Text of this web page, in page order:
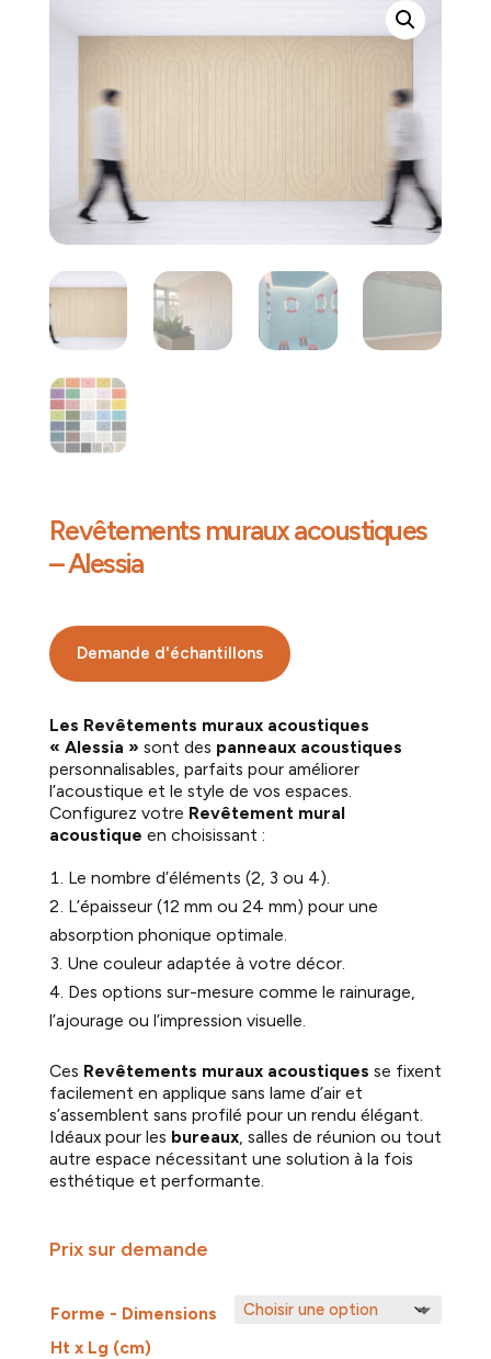
Revêtements muraux acoustiques
– Alessia
Demande d'échantillons
Les Revêtements muraux acoustiques
« Alessia » sont des panneaux acoustiques
personnalisables, parfaits pour améliorer
l’acoustique et le style de vos espaces.
Configurez votre Revêtement mural
acoustique en choisissant :
Le nombre d’éléments (2, 3 ou 4).
L’épaisseur (12 mm ou 24 mm) pour une
absorption phonique optimale.
Une couleur adaptée à votre décor.
Des options sur-mesure comme le rainurage,
l’ajourage ou l’impression visuelle.
Ces Revêtements muraux acoustiques se fixent
facilement en applique sans lame d’air et
s’assemblent sans profilé pour un rendu élégant.
Idéaux pour les bureaux, salles de réunion ou tout
autre espace nécessitant une solution à la fois
esthétique et performante.
Prix sur demande
Forme - Dimensions
Ht x Lg (cm)